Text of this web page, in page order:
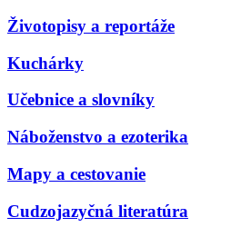
Životopisy a reportáže
Kuchárky
Učebnice a slovníky
Náboženstvo a ezoterika
Mapy a cestovanie
Cudzojazyčná literatúra